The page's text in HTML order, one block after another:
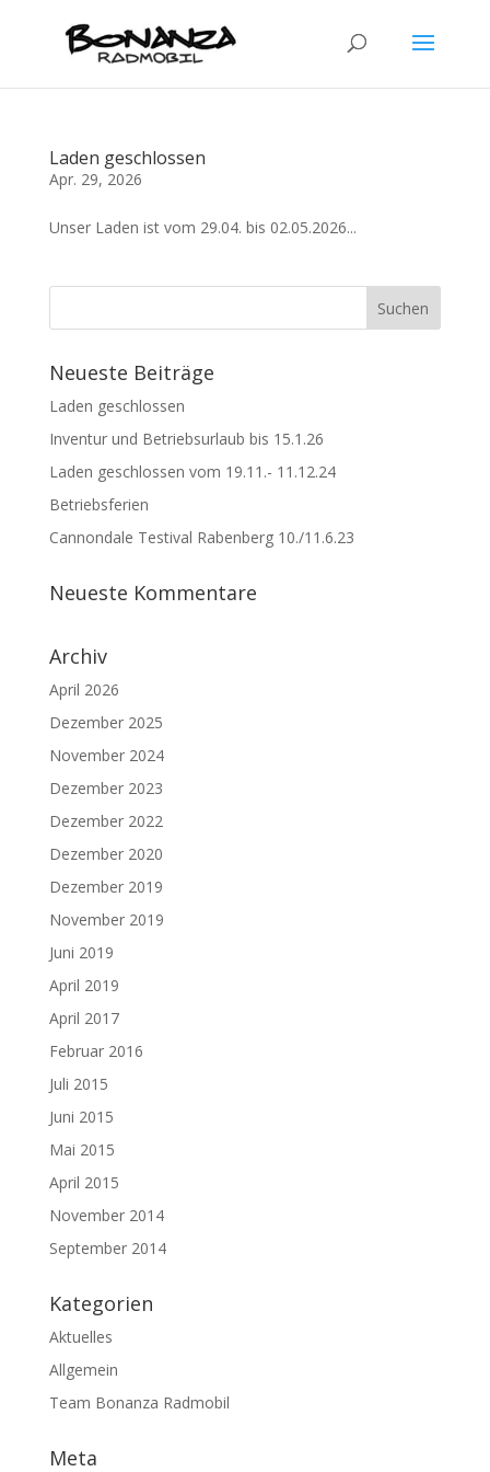
Laden geschlossen
Apr. 29, 2026
Unser Laden ist vom 29.04. bis 02.05.2026...
Neueste Beiträge
Laden geschlossen
Inventur und Betriebsurlaub bis 15.1.26
Laden geschlossen vom 19.11.- 11.12.24
Betriebsferien
Cannondale Testival Rabenberg 10./11.6.23
Neueste Kommentare
Archiv
April 2026
Dezember 2025
November 2024
Dezember 2023
Dezember 2022
Dezember 2020
Dezember 2019
November 2019
Juni 2019
April 2019
April 2017
Februar 2016
Juli 2015
Juni 2015
Mai 2015
April 2015
November 2014
September 2014
Kategorien
Aktuelles
Allgemein
Team Bonanza Radmobil
Meta